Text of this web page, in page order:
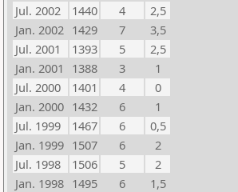
Jul. 2002
1440 4
2,5
Jan. 2002 1429 7
3,5
Jul. 2001
1393 5
2,5
Jan. 2001
1388 3
1
Jul. 2000
1401 4
0
Jan. 2000 1432 6
1
Jul. 1999
1467 6
0,5
Jan. 1999 1507 6
2
Jul. 1998
1506 5
2
Jan. 1998 1495 6
1,5